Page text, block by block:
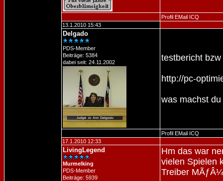
Profil EMail ICQ
13.1.2010 15:43
Delgado
PDS-Member
Beiträge: 5384
dabei seit: 24.11.2002
testbericht
http://pc-
was machst
Profil EMail ICQ
17.1.2010 12:33
LivingLegend
Murmelking
PDS-Member
Beiträge: 5939
Hm das war
vielen Spielen
Treiber